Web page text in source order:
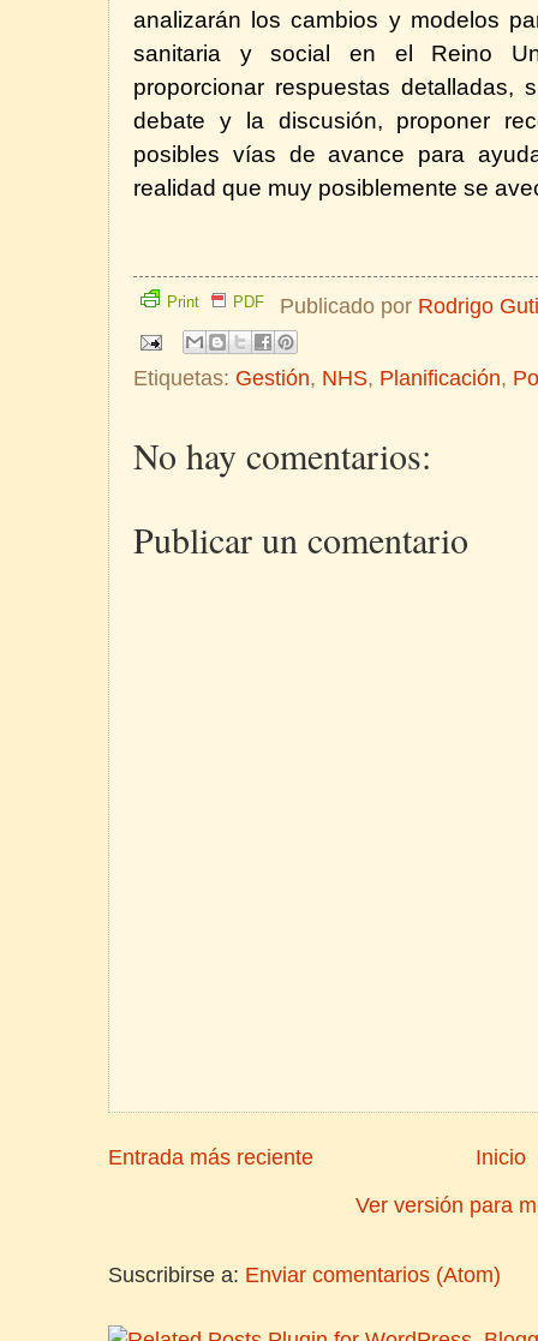
analizarán los cambios y modelos
sanitaria y social en el Reino
proporcionar respuestas detalladas,
debate y la discusión, proponer
posibles vías de avance para
realidad que muy posiblemente se
Print PDF Publicado por Rodrigo
Etiquetas: Gestión, NHS, Planificación,
No hay comentarios:
Publicar un comentario
Entrada más reciente
Inicio
Ver versión para
Suscribirse a: Enviar comentarios (Atom)